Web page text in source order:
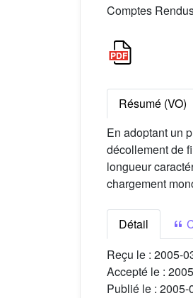
Comptes
Résumé (VO)
En adoptant un
décollement de
longueur
chargement
Détail
Reçu le : 2005-
Accepté le :
Publié le : 2005-